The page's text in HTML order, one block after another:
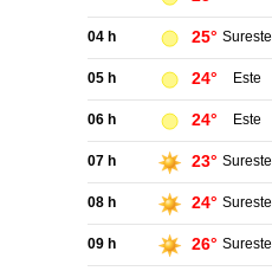
04 h 25° Sureste
05 h 24° Este
06 h 24° Este
07 h 23° Sureste
08 h 24° Sureste
09 h 26° Sureste